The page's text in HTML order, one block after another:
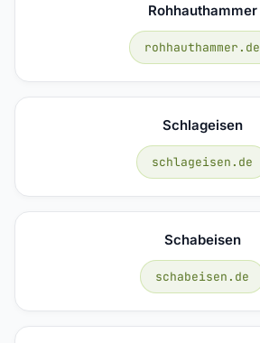
Rohhauthammer
rohhauthammer.de
Schlageisen
schlageisen.de
Schabeisen
schabeisen.de